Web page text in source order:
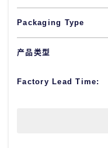
Packaging Type
产品类型
Factory Lead Time: